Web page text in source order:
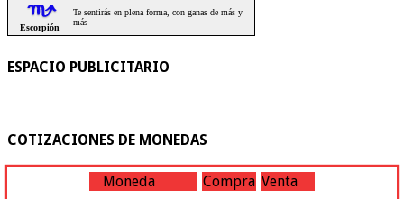
ESPACIO PUBLICITARIO
COTIZACIONES DE MONEDAS
Moneda Compra Venta